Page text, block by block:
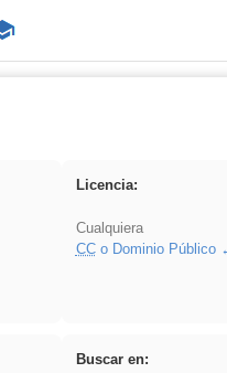
Licencia:
Cualquiera
CCo Dominio Público
Buscar en: